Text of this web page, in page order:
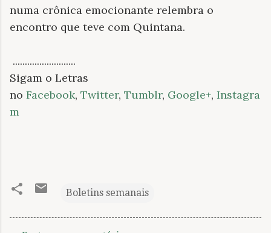
numa crônica emocionante relembra o
encontro que teve com Quintana.
..........................
Sigam o Letras
no Facebook, Twitter, Tumblr, Google+, Instagra
m
Boletins semanais